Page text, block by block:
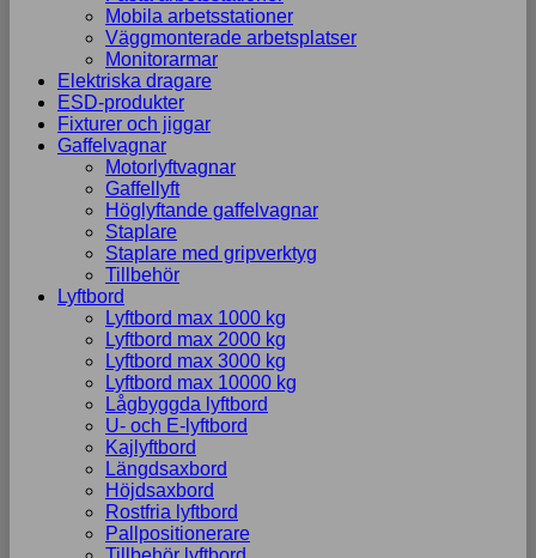
Mobila arbetsstationer
Väggmonterade arbetsplatser
Monitorarmar
Elektriska dragare
ESD-produkter
Fixturer och jiggar
Gaffelvagnar
Motorlyftvagnar
Gaffellyft
Höglyftande gaffelvagnar
Staplare
Staplare med gripverktyg
Tillbehör
Lyftbord
Lyftbord max 1000 kg
Lyftbord max 2000 kg
Lyftbord max 3000 kg
Lyftbord max 10000 kg
Lågbyggda lyftbord
U- och E-lyftbord
Kajlyftbord
Längdsaxbord
Höjdsaxbord
Rostfria lyftbord
Pallpositionerare